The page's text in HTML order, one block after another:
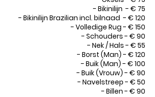
- Bikinilijn - € 75
- Bikinilijn Brazilian incl. bilnaad - € 120
- Volledige Rug - € 150
- Schouders - € 90
- Nek / Hals - € 55
- Borst (Man) - € 120
- Buik (Man) - € 100
- Buik (Vrouw) - € 90
- Navelstreep - € 50
- Billen - € 90